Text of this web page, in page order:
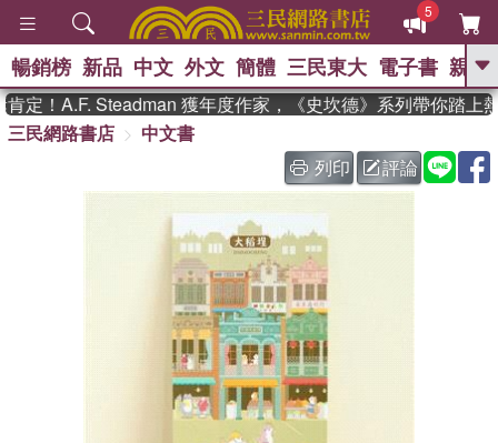
5
GO
、 如果歷史是一群喵 、 暑期
國際布克獎 臺灣漫遊錄 、 方
孩：黎曼猜想 、
暢銷榜 新品 中文 外文 簡體 三民東大 電子書 親子
定！A.F. Steadman 獲年度作家，《史坎德》系列帶你踏上熱
三民網路書店
中文書
列印
評論